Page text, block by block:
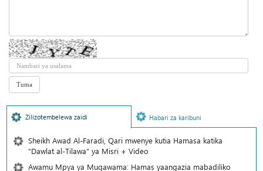
Zilizotembelewa zaidi Habari za karibuni
Sheikh Awad Al-Faradi, Qari mwenye kutia Hamasa katika
“Dawlat al-Tilawa” ya Misri + Video
Awamu Mpya ya Muqawama: Hamas yaangazia mabadiliko